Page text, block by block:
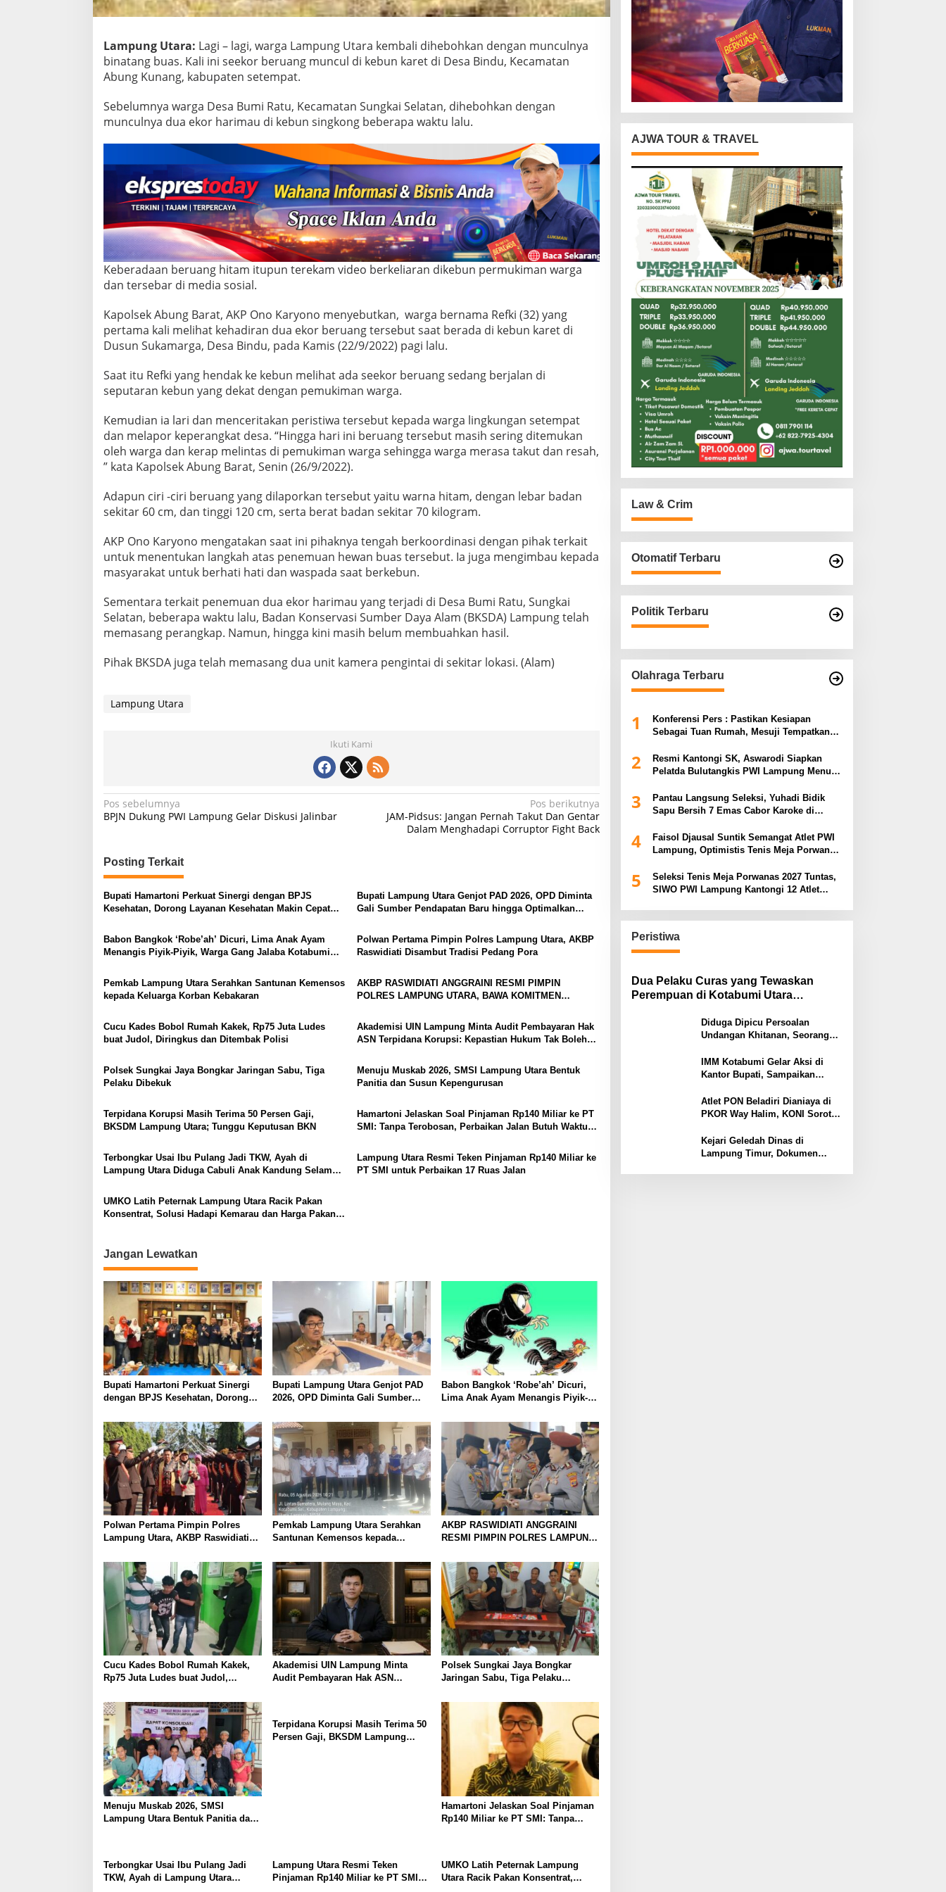
i
M
n
u
l
e
w
n
a
s
Lampung Utara: Lagi – lagi, warga Lampung Utara kembali dihebohkan dengan munculnya
binatang buas. Kali ini seekor beruang muncul di kebun karet di Desa Bindu, Kecamatan
Abung Kunang, kabupaten setempat.
Sebelumnya warga Desa Bumi Ratu, Kecamatan Sungkai Selatan, dihebohkan dengan
munculnya dua ekor harimau di kebun singkong beberapa waktu lalu.
Keberadaan beruang hitam itupun terekam video berkeliaran dikebun permukiman warga
dan tersebar di media sosial.
Kapolsek Abung Barat, AKP Ono Karyono menyebutkan, warga bernama Refki (32) yang
pertama kali melihat kehadiran dua ekor beruang tersebut saat berada di kebun karet di
Dusun Sukamarga, Desa Bindu, pada Kamis (22/9/2022) pagi lalu.
Saat itu Refki yang hendak ke kebun melihat ada seekor beruang sedang berjalan di
seputaran kebun yang dekat dengan pemukiman warga.
Kemudian ia lari dan menceritakan peristiwa tersebut kepada warga lingkungan setempat
dan melapor keperangkat desa. “Hingga hari ini beruang tersebut masih sering ditemukan
oleh warga dan kerap melintas di pemukiman warga sehingga warga merasa takut dan resah,
” kata Kapolsek Abung Barat, Senin (26/9/2022).
Adapun ciri -ciri beruang yang dilaporkan tersebut yaitu warna hitam, dengan lebar badan
sekitar 60 cm, dan tinggi 120 cm, serta berat badan sekitar 70 kilogram.
AKP Ono Karyono mengatakan saat ini pihaknya tengah berkoordinasi dengan pihak terkait
untuk menentukan langkah atas penemuan hewan buas tersebut. Ia juga mengimbau kepada
masyarakat untuk berhati hati dan waspada saat berkebun.
Sementara terkait penemuan dua ekor harimau yang terjadi di Desa Bumi Ratu, Sungkai
Selatan, beberapa waktu lalu, Badan Konservasi Sumber Daya Alam (BKSDA) Lampung telah
memasang perangkap. Namun, hingga kini masih belum membuahkan hasil.
Pihak BKSDA juga telah memasang dua unit kamera pengintai di ‎sekitar lokasi. (Alam)
Lampung Utara
Ikuti Kami
N
a
i
g
a
i
o
s
Pos sebelumnya
BPJN Dukung PWI Lampung Gelar Diskusi Jalinbar
Pos berikutnya
JAM-Pidsus: Jangan Pernah Takut Dan Gentar
Dalam Menghadapi Corruptor Fight Back
Posting Terkait
Bupati Hamartoni Perkuat Sinergi dengan BPJS
Kesehatan, Dorong Layanan Kesehatan Makin Cepat
Bupati Lampung Utara Genjot PAD 2026, OPD Diminta
Gali Sumber Pendapatan Baru hingga Optimalkan
Babon Bangkok ‘Robe’ah’ Dicuri, Lima Anak Ayam
Menangis Piyik-Piyik, Warga Gang Jalaba Kotabumi
Polwan Pertama Pimpin Polres Lampung Utara, AKBP
Raswidiati Disambut Tradisi Pedang Pora
Pemkab Lampung Utara Serahkan Santunan Kemensos
kepada Keluarga Korban Kebakaran
AKBP RASWIDIATI ANGGRAINI RESMI PIMPIN
POLRES LAMPUNG UTARA, BAWA KOMITMEN
Cucu Kades Bobol Rumah Kakek, Rp75 Juta Ludes
buat Judol, Diringkus dan Ditembak Polisi
Akademisi UIN Lampung Minta Audit Pembayaran Hak
ASN Terpidana Korupsi: Kepastian Hukum Tak Boleh
Polsek Sungkai Jaya Bongkar Jaringan Sabu, Tiga
Pelaku Dibekuk
Menuju Muskab 2026, SMSI Lampung Utara Bentuk
Panitia dan Susun Kepengurusan
Terpidana Korupsi Masih Terima 50 Persen Gaji,
BKSDM Lampung Utara; Tunggu Keputusan BKN
Hamartoni Jelaskan Soal Pinjaman Rp140 Miliar ke PT
SMI: Tanpa Terobosan, Perbaikan Jalan Butuh Waktu
Terbongkar Usai Ibu Pulang Jadi TKW, Ayah di
Lampung Utara Diduga Cabuli Anak Kandung Selama
Lampung Utara Resmi Teken Pinjaman Rp140 Miliar ke
PT SMI untuk Perbaikan 17 Ruas Jalan
UMKO Latih Peternak Lampung Utara Racik Pakan
Konsentrat, Solusi Hadapi Kemarau dan Harga Pakan
Jangan Lewatkan
Bupati Hamartoni Perkuat Sinergi
dengan BPJS Kesehatan, Dorong
dan Mudah
Bupati Lampung Utara Genjot PAD
2026, OPD Diminta Gali Sumber
Optimalkan PBB-P2
Babon Bangkok ‘Robe’ah’ Dicuri,
Lima Anak Ayam Menangis Piyik-
Heboh
Polwan Pertama Pimpin Polres
Lampung Utara, AKBP Raswidiati
Pemkab Lampung Utara Serahkan
Santunan Kemensos kepada
AKBP RASWIDIATI ANGGRAINI
RESMI PIMPIN POLRES LAMPUNG
PERKUAT KAMTIBMAS DAN
PELAYANAN PRESISI
Cucu Kades Bobol Rumah Kakek,
Rp75 Juta Ludes buat Judol,
Akademisi UIN Lampung Minta
Audit Pembayaran Hak ASN
Polsek Sungkai Jaya Bongkar
Jaringan Sabu, Tiga Pelaku
Menuju Muskab 2026, SMSI
Lampung Utara Bentuk Panitia dan
Terpidana Korupsi Masih Terima 50
Persen Gaji, BKSDM Lampung
Hamartoni Jelaskan Soal Pinjaman
Rp140 Miliar ke PT SMI: Tanpa
Terbongkar Usai Ibu Pulang Jadi
TKW, Ayah di Lampung Utara
Lampung Utara Resmi Teken
Pinjaman Rp140 Miliar ke PT SMI
UMKO Latih Peternak Lampung
Utara Racik Pakan Konsentrat,
AJWA TOUR & TRAVEL
Law & Crim
Otomatif Terbaru
Politik Terbaru
Olahraga Terbaru
1
Konferensi Pers : Pastikan Kesiapan
Sebagai Tuan Rumah, Mesuji Tempatkan
Piala Gubernur Lampung
2
Resmi Kantongi SK, Aswarodi Siapkan
Pelatda Bulutangkis PWI Lampung Menuju
3
Pantau Langsung Seleksi, Yuhadi Bidik
Sapu Bersih 7 Emas Cabor Karoke di
4
Faisol Djausal Suntik Semangat Atlet PWI
Lampung, Optimistis Tenis Meja Porwanas
5
Seleksi Tenis Meja Porwanas 2027 Tuntas,
SIWO PWI Lampung Kantongi 12 Atlet
Peristiwa
Dua Pelaku Curas yang Tewaskan
Perempuan di Kotabumi Utara
Diduga Dipicu Persoalan
Undangan Khitanan, Seorang
Tertembak
IMM Kotabumi Gelar Aksi di
Kantor Bupati, Sampaikan
Pemkab Lampung Utara
Atlet PON Beladiri Dianiaya di
PKOR Way Halim, KONI Soroti
Kawasan
Kejari Geledah Dinas di
Lampung Timur, Dokumen